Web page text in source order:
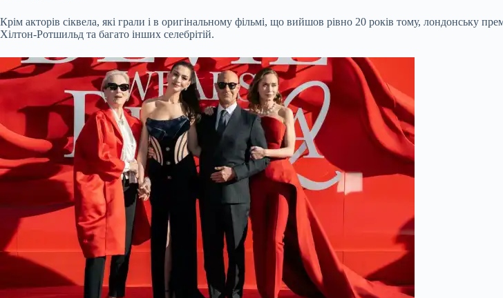
Крім акторів сіквела, які грали і в оригінальному фільмі, що вийшов рівно 20 років тому, лондонську
Хілтон-Ротшильд та багато інших селебрітій.